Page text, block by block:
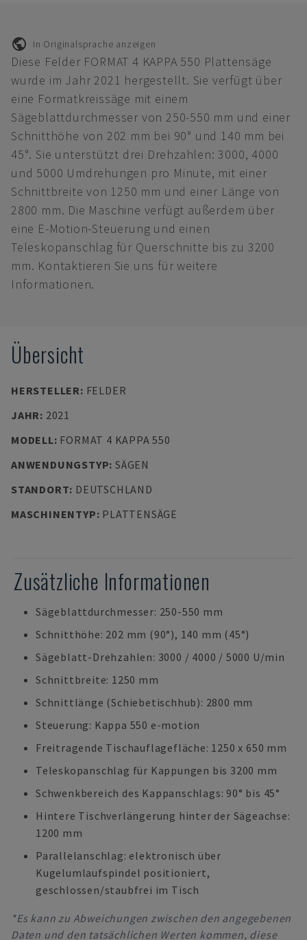
In Originalsprache anzeigen
Diese Felder FORMAT 4 KAPPA 550 Plattensäge
wurde im Jahr 2021 hergestellt. Sie verfügt über
eine Formatkreissäge mit einem
Sägeblattdurchmesser von 250-550 mm und einer
Schnitthöhe von 202 mm bei 90° und 140 mm bei
45°. Sie unterstützt drei Drehzahlen: 3000, 4000
und 5000 Umdrehungen pro Minute, mit einer
Schnittbreite von 1250 mm und einer Länge von
2800 mm. Die Maschine verfügt außerdem über
eine E-Motion-Steuerung und einen
Teleskopanschlag für Querschnitte bis zu 3200
mm. Kontaktieren Sie uns für weitere
Informationen.
Übersicht
HERSTELLER: FELDER
JAHR: 2021
MODELL: FORMAT 4 KAPPA 550
ANWENDUNGSTYP: SÄGEN
STANDORT: DEUTSCHLAND
MASCHINENTYP: PLATTENSÄGE
Zusätzliche Informationen
Sägeblattdurchmesser: 250-550 mm
Schnitthöhe: 202 mm (90°), 140 mm (45°)
Sägeblatt-Drehzahlen: 3000 / 4000 / 5000 U/min
Schnittbreite: 1250 mm
Schnittlänge (Schiebetischhub): 2800 mm
Steuerung: Kappa 550 e-motion
Freitragende Tischauflagefläche: 1250 x 650 mm
Teleskopanschlag für Kappungen bis 3200 mm
Schwenkbereich des Kappanschlags: 90° bis 45°
Hintere Tischverlängerung hinter der Sägeachse:
1200 mm
Parallelanschlag: elektronisch über
Kugelumlaufspindel positioniert,
geschlossen/staubfrei im Tisch
*Es kann zu Abweichungen zwischen den angegebenen
Daten und den tatsächlichen Werten kommen, diese